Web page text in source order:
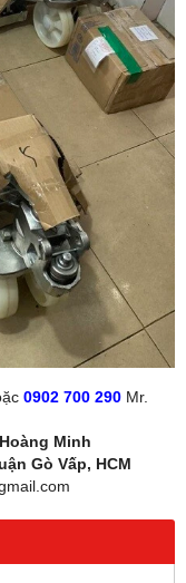
0902 700 290 Mr.
Minh
Gò Vấp, HCM